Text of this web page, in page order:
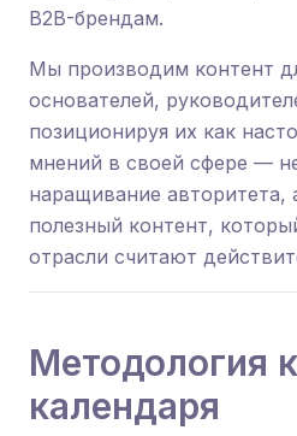
B2B-брендам.
Мы производим контент
основателей,
позиционируя их как
мнений в своей сфере —
наращивание авторитета,
полезный контент,
отрасли считают
Методология
календаря